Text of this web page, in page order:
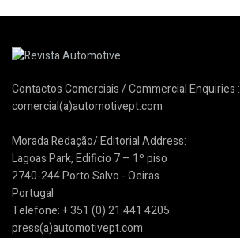
Contactos Comerciais / Commercial Enquiries :
comercial(a)automotivept.com
Morada Redação/ Editorial Address:
Lagoas Park, Edificio 7 – 1º piso
2740-244 Porto Salvo - Oeiras
Portugal
Telefone: + 351 (0) 21 441 4205
press(a)automotivept.com